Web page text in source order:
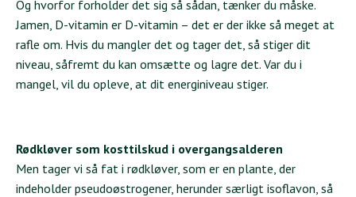
Og hvorfor forholder det sig så sådan, tænker du måske.
Jamen, D-vitamin er D-vitamin – det er der ikke så meget at
rafle om. Hvis du mangler det og tager det, så stiger dit
niveau, såfremt du kan omsætte og lagre det. Var du i
mangel, vil du opleve, at dit energiniveau stiger.
Rødkløver som kosttilskud i overgangsalderen
Men tager vi så fat i rødkløver, som er en plante, der
indeholder pseudoøstrogener, herunder særligt isoflavon, så